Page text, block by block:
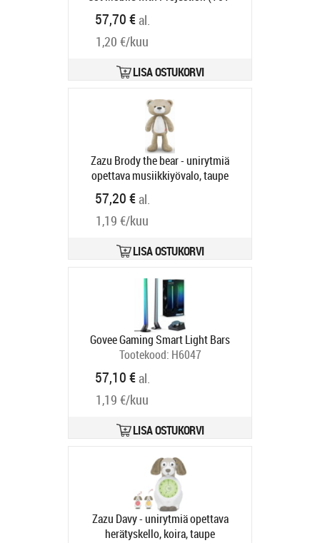
11080-00) Tootekood:
Tarneaeg 6-9 tp
57,70 €al.
1,20 €/kuu
LISA OSTUKORVI
Zazu Brody the bear - unirytmiä
opettava musiikkiyövalo, taupe
Tootekood:
Tarneaeg 4-6 tp
57,20 €al.
1,19 €/kuu
LISA OSTUKORVI
Govee Gaming Smart Light Bars
Tootekood: H6047
57,10 €al.
1,19 €/kuu
LISA OSTUKORVI
Zazu Davy - unirytmiä opettava
herätyskello, koira, taupe